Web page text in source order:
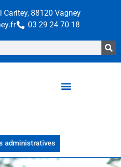
Caritey, 88120 Vagney
03 29 24 70 18
administratives